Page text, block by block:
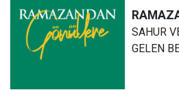
SAHUR
GELEN